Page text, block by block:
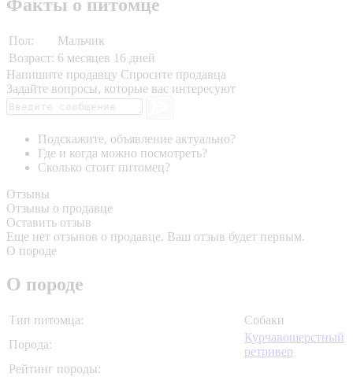
Факты о питомце
Пол:
Мальчик
Возраст: 6 месяцев 16 дней
Напишите продавцу Спросите продавца
Задайте вопросы, которые вас интересуют
Подскажите, объявление актуально?
Где и когда можно посмотреть?
Сколько стоит питомец?
Отзывы
Отзывы о продавце
Оставить отзыв
Еще нет отзывов о продавце. Ваш отзыв будет первым.
О породе
О породе
Тип питомца:
Собаки
Порода:
Курчавошерстный
ретривер
Рейтинг породы: